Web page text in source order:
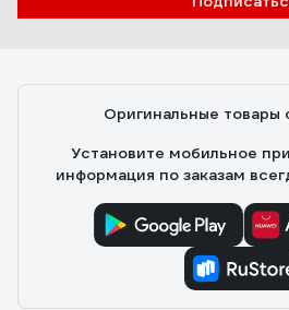
Оригинальные товары
Установите мобильное
информация по заказам